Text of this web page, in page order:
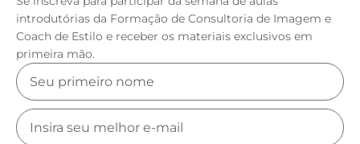
introdutórias da Formação de Consultoria de Imagem e
Coach de Estilo e receber os materiais exclusivos em
primeira mão.